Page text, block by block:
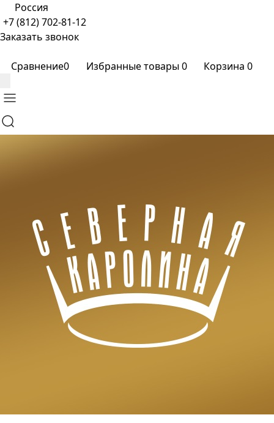
Россия
+7 (812) 702-81-12
Заказать звонок
Сравнение0 Избранные товары0 Корзина 0